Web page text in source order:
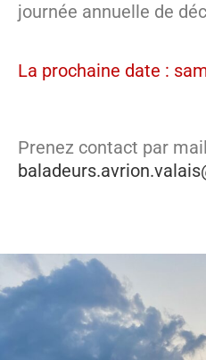
journée annuelle de
La prochaine date :
Prenez contact par